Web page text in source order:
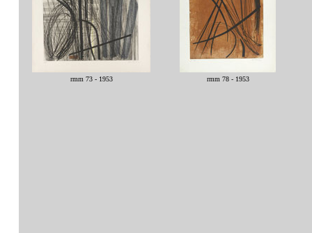
rmm 73 - 1953 rmm 78 - 1953